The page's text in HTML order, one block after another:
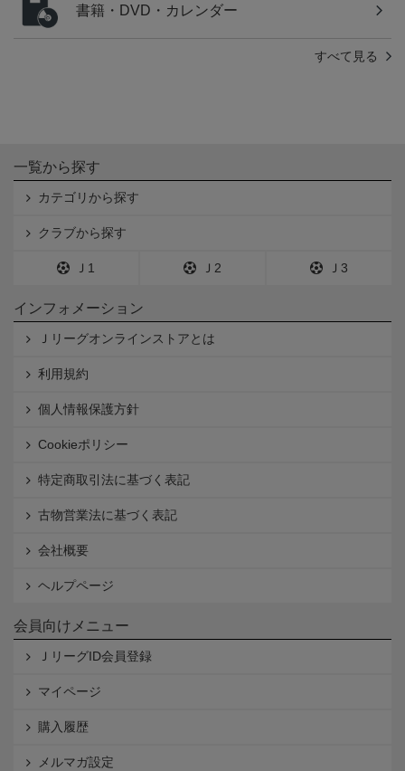
書籍・DVD・カレンダー
すべて見る
一覧から探す
カテゴリから探す
クラブから探す
Ｊ1 Ｊ2 Ｊ3
インフォメーション
Ｊリーグオンラインストアとは
利用規約
個人情報保護方針
Cookieポリシー
特定商取引法に基づく表記
古物営業法に基づく表記
会社概要
ヘルプページ
会員向けメニュー
ＪリーグID会員登録
マイページ
購入履歴
メルマガ設定